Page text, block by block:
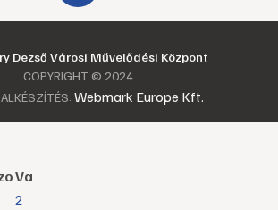
Dezső Városi Művelődési Központ
COPYRIGHT © 2024
Webmark Europe Kft.
Va
2